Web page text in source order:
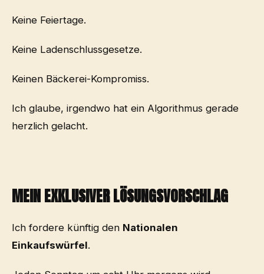
Keine Feiertage.
Keine Ladenschlussgesetze.
Keinen Bäckerei-Kompromiss.
Ich glaube, irgendwo hat ein Algorithmus gerade
herzlich gelacht.
MEIN EXKLUSIVER LÖSUNGSVORSCHLAG
Ich fordere künftig den Nationalen
Einkaufswürfel.